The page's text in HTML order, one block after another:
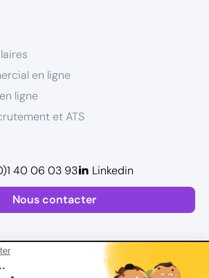
en ligne
ligne
et ATS
Nous contacter
40 06 03 93 Linkedin